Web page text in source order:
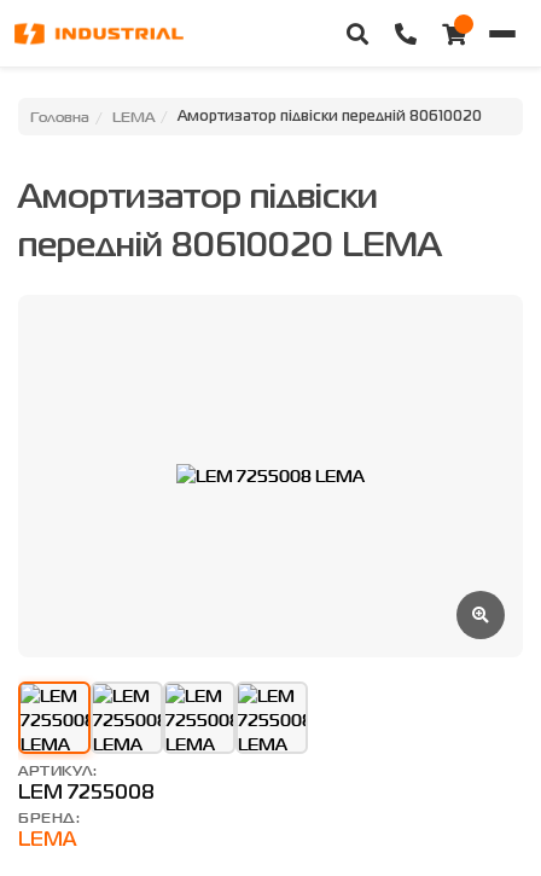
Головна
Особистий кабінет
Головна LEMA Амортизатор підвіски передній 80610020
Амортизатор підвіски
передній 80610020 LEMA
АРТИКУЛ:
LEM 7255008
БРЕНД:
LEMA